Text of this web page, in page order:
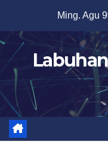
content
Ming. Agu